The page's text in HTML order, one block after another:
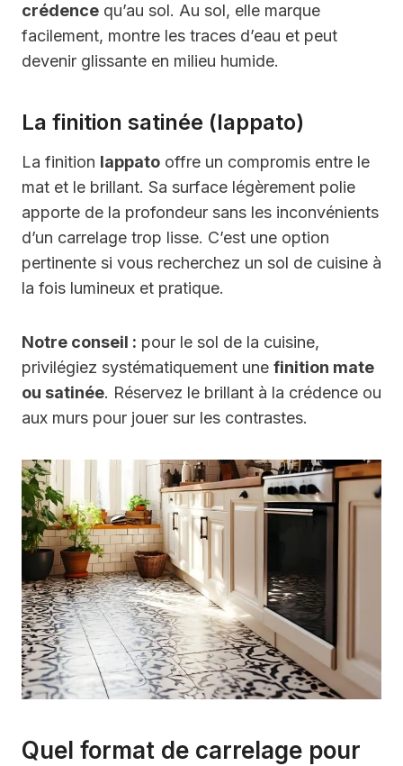
crédence qu’au sol. Au sol, elle marque
facilement, montre les traces d’eau et peut
devenir glissante en milieu humide.
La finition satinée (lappato)
La finition lappato offre un compromis entre le
mat et le brillant. Sa surface légèrement polie
apporte de la profondeur sans les inconvénients
d’un carrelage trop lisse. C’est une option
pertinente si vous recherchez un sol de cuisine à
la fois lumineux et pratique.
Notre conseil : pour le sol de la cuisine,
privilégiez systématiquement une finition mate
ou satinée. Réservez le brillant à la crédence ou
aux murs pour jouer sur les contrastes.
Quel format de carrelage pour